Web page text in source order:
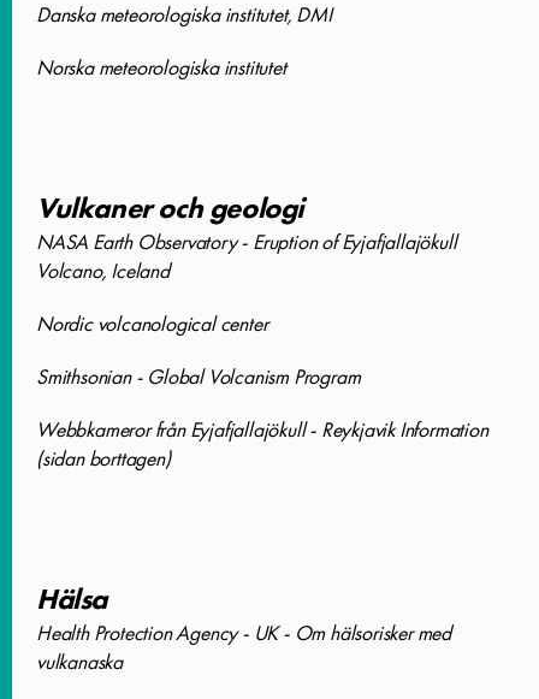
Danska meteorologiska institutet, DMI
Norska meteorologiska institutet
Vulkaner och geologi
NASA Earth Observatory - Eruption of Eyjafjallajökull
Volcano, Iceland
Nordic volcanological center
Smithsonian - Global Volcanism Program
Webbkameror från Eyjafjallajökull - Reykjavik Information
(sidan borttagen)
Hälsa
Health Protection Agency - UK - Om hälsorisker med
vulkanaska